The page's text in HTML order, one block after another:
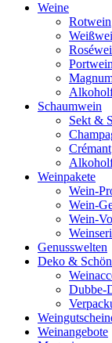
Weine
Rotwein
Schaumwein
Sekt &
Crémant
Weinpakete
Wein-
Wein-
Wein-
Genusswelten
Deko &
Dubbe-
Weinangebote